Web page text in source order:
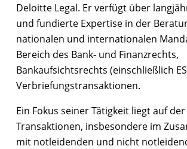
Deloitte Legal. Er verfügt über
und fundierte Expertise in der
nationalen und internationalen
Bereich des Bank- und Finanzrechts,
Bankaufsichtsrechts (einschließlich
Verbriefungstransaktionen.
Ein Fokus seiner Tätigkeit liegt auf
Transaktionen, insbesondere im
mit notleidenden und nicht